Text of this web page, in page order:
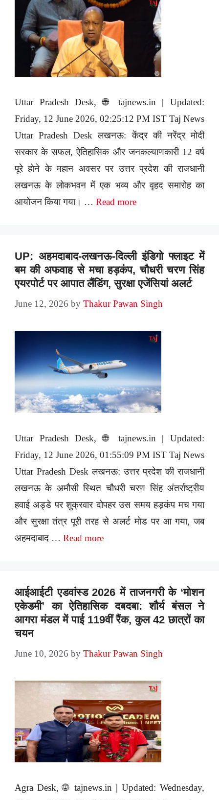
Uttar Pradesh Desk, 🌐 tajnews.in | Updated:
Friday, 12 June 2026, 02:25:12 PM IST Taj News
Uttar Pradesh Desk लखनऊ: केंद्र की नरेंद्र मोदी
सरकार के सफल, ऐतिहासिक और जनकल्याणकारी 12 वर्ष
पूरे होने के महान अवसर पर उत्तर प्रदेश की राजधानी
लखनऊ के लोकभवन में एक भव्य और वृहद समारोह का
आयोजन किया गया। … Read more
UP: अहमदाबाद-लखनऊ-दिल्ली इंडिगो फ्लाइट में
बम की अफवाह से मचा हड़कंप, चौधरी चरण सिंह
एयरपोर्ट पर आपात लैंडिंग, सुरक्षा एजेंसियां अलर्ट
June 12, 2026 by Thakur Pawan Singh
Uttar Pradesh Desk, 🌐 tajnews.in | Updated:
Friday, 12 June 2026, 01:55:09 PM IST Taj News
Uttar Pradesh Desk लखनऊ: उत्तर प्रदेश की राजधानी
लखनऊ के अमौसी स्थित चौधरी चरण सिंह अंतर्राष्ट्रीय
हवाई अड्डे पर शुक्रवार दोपहर उस समय हड़कंप मच गया
और सुरक्षा तंत्र पूरी तरह से अलर्ट मोड पर आ गया, जब
अहमदाबाद … Read more
आईआईटी एडवांस्ड 2026 में ताजनगरी के ‘मोशन
एकेडमी’ का ऐतिहासिक दबदबा: शौर्य बंसल ने
आगरा मंडल में पाई 119वीं रैंक, कुल 42 छात्रों का
चयन
June 10, 2026 by Thakur Pawan Singh
Agra Desk, 🌐 tajnews.in | Updated: Wednesday,